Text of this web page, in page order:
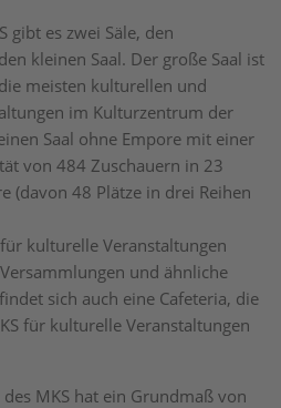
gibt es zwei Säle, den
kleinen Saal. Der große Saal ist
meisten kulturellen und
im Kulturzentrum der
Saal ohne Empore mit einer
von 484 Zuschauern in 23
(davon 48 Plätze in drei Reihen
kulturelle Veranstaltungen
und ähnliche
sich auch eine Cafeteria, die
für kulturelle Veranstaltungen
MKS hat ein Grundmaß von